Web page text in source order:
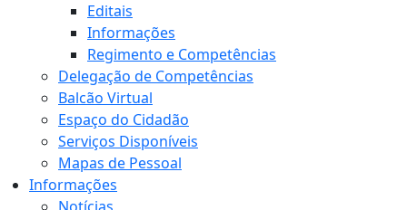
Editais
Informações
Regimento e Competências
Delegação de Competências
Balcão Virtual
Espaço do Cidadão
Serviços Disponíveis
Mapas de Pessoal
Informações